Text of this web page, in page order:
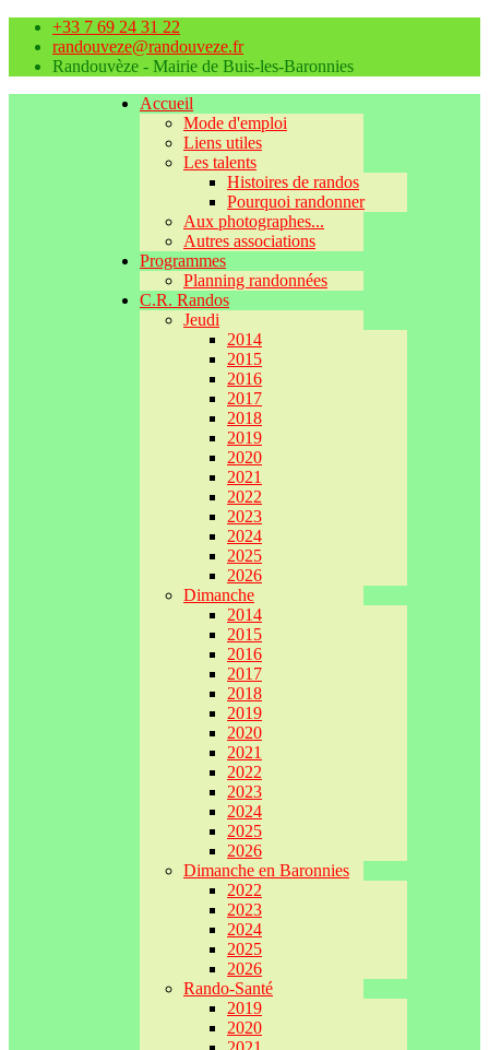
+33 7 69 24 31 22
randouveze@randouveze.fr
Randouvèze - Mairie de Buis-les-Baronnies
Accueil
Mode d'emploi
Liens utiles
Les talents
Histoires de randos
Pourquoi randonner
Aux photographes...
Autres associations
Programmes
Planning randonnées
C.R. Randos
Jeudi
2014
2015
2016
2017
2018
2019
2020
2021
2022
2023
2024
2025
2026
Dimanche
2014
2015
2016
2017
2018
2019
2020
2021
2022
2023
2024
2025
2026
Dimanche en Baronnies
2022
2023
2024
2025
2026
Rando-Santé
2019
2020